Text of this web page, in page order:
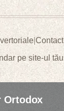
|Contact
pe site-ul tău
Ortodox